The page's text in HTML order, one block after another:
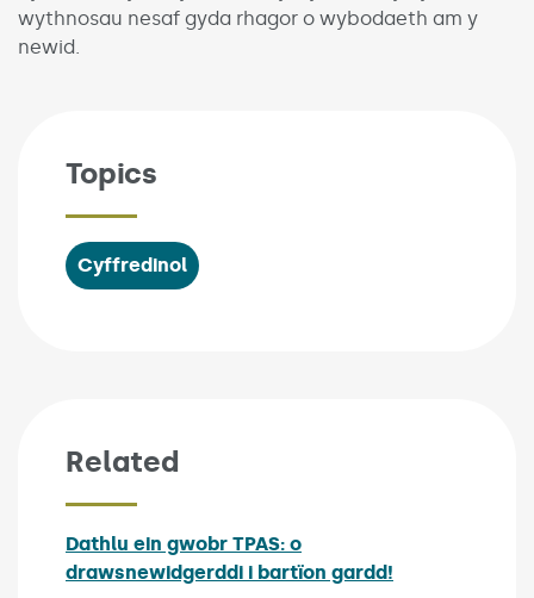
wythnosau nesaf gyda rhagor o wybodaeth am y
newid.
Topics
Cyffredinol
Related
Dathlu ein gwobr TPAS: o
drawsnewidgerddi i bartïon gardd!